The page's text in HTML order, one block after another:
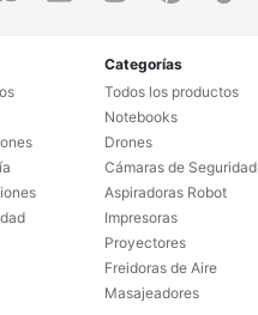
Categorías
Todos los productos
Notebooks
Drones
Cámaras de Seguridad
Aspiradoras Robot
Impresoras
Proyectores
Freidoras de Aire
Masajeadores